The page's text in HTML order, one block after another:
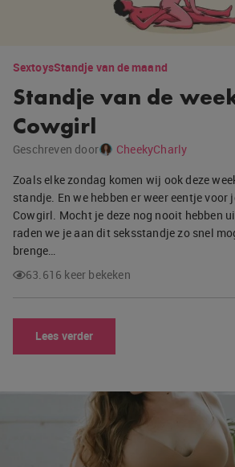
SextoysStandje van de maand
Standje van de
Cowgirl
Geschreven door
CheekyCharly
Zoals elke zondag komen wij ook deze
standje. En we hebben er weer eentje voor
Cowgirl. Mocht je deze nog nooit hebben
raden we je aan dit seksstandje zo snel
brenge…
63.616 keer bekeken
Lees verder